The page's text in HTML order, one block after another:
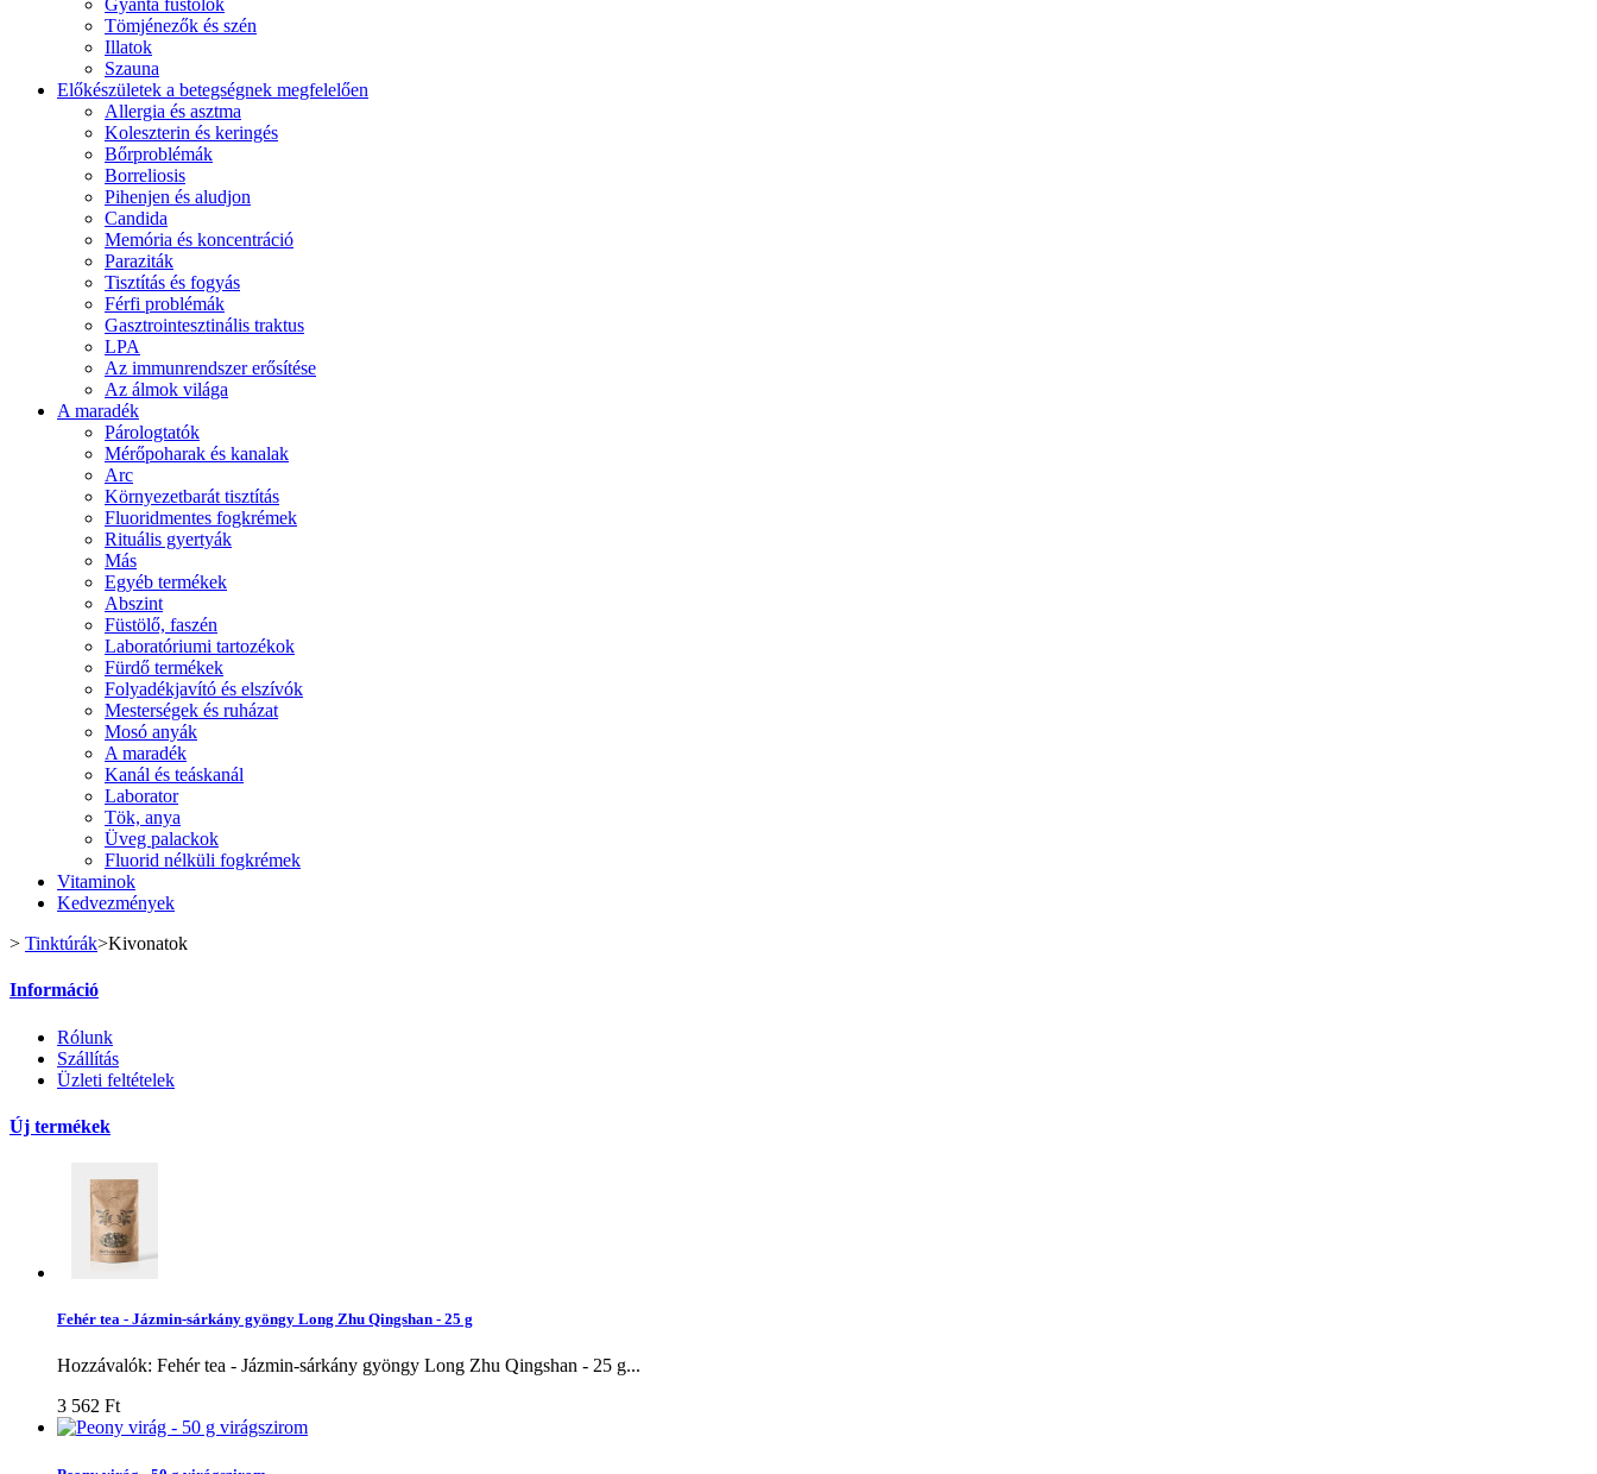
Gyanta füstölők
Tömjénezők és szén
Illatok
Szauna
Előkészületek a betegségnek megfelelően
Allergia és asztma
Koleszterin és keringés
Bőrproblémák
Borreliosis
Pihenjen és aludjon
Candida
Memória és koncentráció
Paraziták
Tisztítás és fogyás
Férfi problémák
Gasztrointesztinális traktus
LPA
Az immunrendszer erősítése
Az álmok világa
A maradék
Párologtatók
Mérőpoharak és kanalak
Arc
Környezetbarát tisztítás
Fluoridmentes fogkrémek
Rituális gyertyák
Más
Egyéb termékek
Abszint
Füstölő, faszén
Laboratóriumi tartozékok
Fürdő termékek
Folyadékjavító és elszívók
Mesterségek és ruházat
Mosó anyák
A maradék
Kanál és teáskanál
Laborator
Tök, anya
Üveg palackok
Fluorid nélküli fogkrémek
Vitaminok
Kedvezmények
> Tinktúrák>Kivonatok
Információ
Rólunk
Szállítás
Üzleti feltételek
Új termékek
Fehér tea - Jázmin-sárkány gyöngy Long Zhu Qingshan - 25 g
Hozzávalók: Fehér tea - Jázmin-sárkány gyöngy Long Zhu Qingshan - 25 g...
3 562 Ft‎